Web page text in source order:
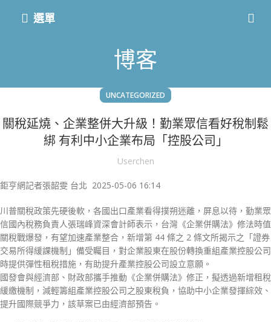
選單
博客
UNCATEGORIZED
關稅延燒、企業整併大升級！勤業眾信看好稅制鬆
綁 有利中小企業布局「控股公司」
Userchen
鉅亨網記者張韶雯 台北 2025-05-06 16:14
川普關稅政策先硬後軟，各國出口產業看得撲朔迷離，屏息以待，勤業眾
信國內稅務負責人張瑞峰資深會計師表示，台灣《企業併購法》修法時值
關稅戰爆發，有望加速產業整合，新增第 44 條之 2 條文所揭示之「證券
交易所得緩課機制」備受矚目，對企業股東在股份轉換重組產業控股公司
時提供彈性租稅措施，有助提升產業控股公司設立意願。
國發會與經濟部、財政部攜手推動《企業併購法》修正，擬透過新增租稅
緩繳機制，減輕籌組產業控股公司之股東稅負，協助中小企業發揮綜效、
提升國際競爭力，該草案已由經濟部預告。